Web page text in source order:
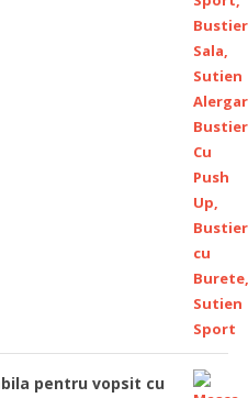
pentru vopsit cu